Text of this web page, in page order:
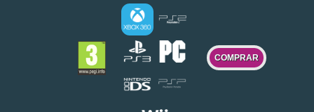
COMPRAR